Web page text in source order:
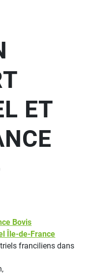
ET
Bovis
Île-de-France
franciliens dans